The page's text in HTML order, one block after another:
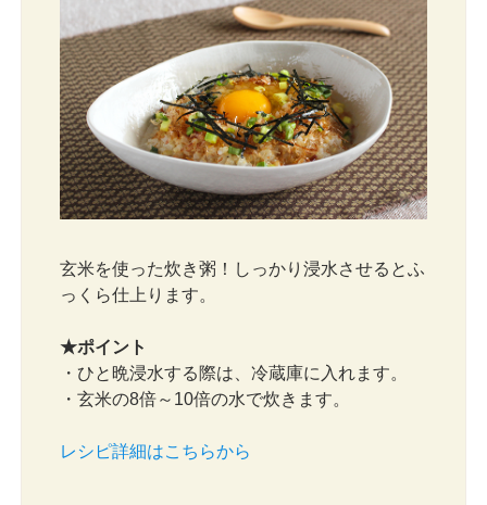
玄米を使った炊き粥！しっかり浸水させるとふ
っくら仕上ります。
★ポイント
・ひと晩浸水する際は、冷蔵庫に入れます。
・玄米の8倍～10倍の水で炊きます。
レシピ詳細はこちらから